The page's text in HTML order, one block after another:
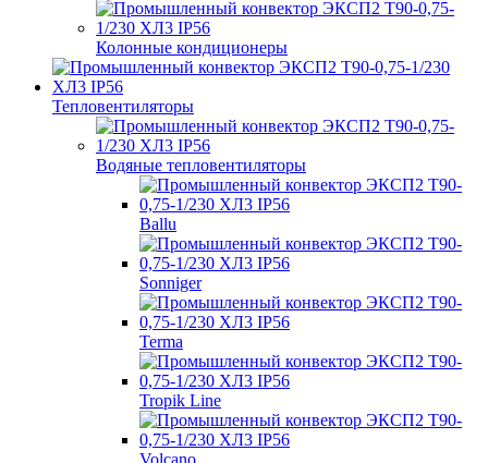
Колонные кондиционеры
Тепловентиляторы
Водяные тепловентиляторы
Ballu
Sonniger
Terma
Tropik Line
Volcano